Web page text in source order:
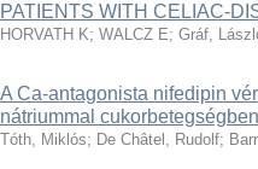
PATIENTS WITH CELIAC-
HORVATH K; WALCZ E; Gráf,
A Ca-antagonista nifedipin
nátriummal cukorbetegségben
Tóth, Miklós; De Châtel, Rudolf;